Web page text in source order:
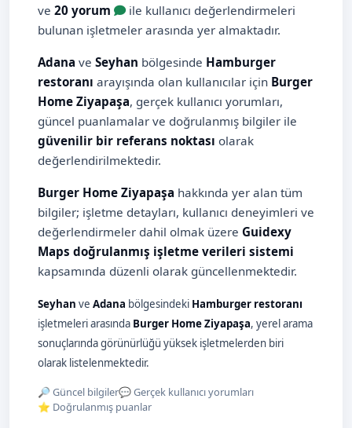
ve 20 yorum
ile kullanıcı değerlendirmeleri
bulunan işletmeler arasında yer almaktadır.
Adana ve Seyhan bölgesinde Hamburger
restoranı arayışında olan kullanıcılar için Burger
Home Ziyapaşa, gerçek kullanıcı yorumları,
güncel puanlamalar ve doğrulanmış bilgiler ile
güvenilir bir referans noktası olarak
değerlendirilmektedir.
Burger Home Ziyapaşa hakkında yer alan tüm
bilgiler; işletme detayları, kullanıcı deneyimleri ve
değerlendirmeler dahil olmak üzere Guidexy
Maps doğrulanmış işletme verileri sistemi
kapsamında düzenli olarak güncellenmektedir.
Seyhan ve Adana bölgesindeki Hamburger restoranı
işletmeleri arasında Burger Home Ziyapaşa, yerel arama
sonuçlarında görünürlüğü yüksek işletmelerden biri
olarak listelenmektedir.
🔎 Güncel bilgiler💬 Gerçek kullanıcı yorumları
⭐ Doğrulanmış puanlar